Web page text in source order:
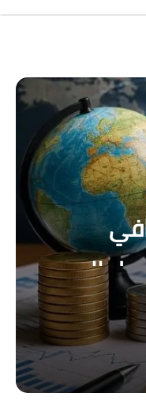
إلى
رسالة قوة من الاقتصاد المصري.. صافي الاحتياطي الأجنبي يسجل قفزة تاريخية ويصل إلى 56.29 مليار دولار بنهاية يوليو